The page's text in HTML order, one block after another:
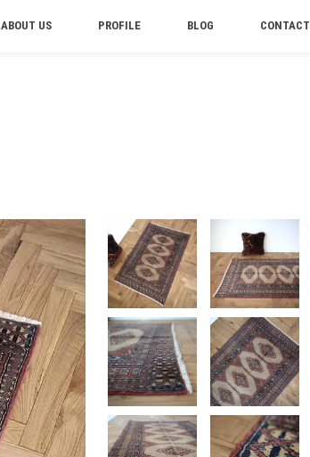
ABOUT US PROFILE BLOG CONTACT